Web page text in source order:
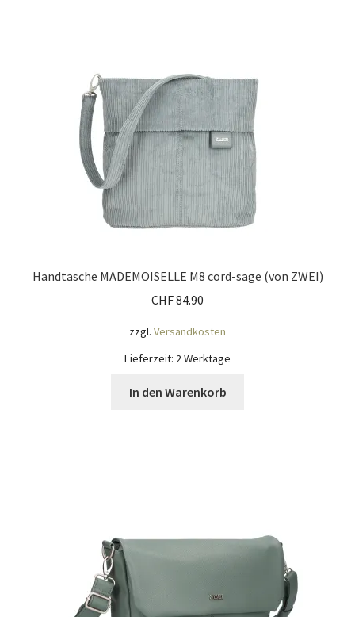
Handtasche MADEMOISELLE M8 cord-sage (von ZWEI)
CHF84.90
zzgl. Versandkosten
Lieferzeit: 2 Werktage
In den Warenkorb